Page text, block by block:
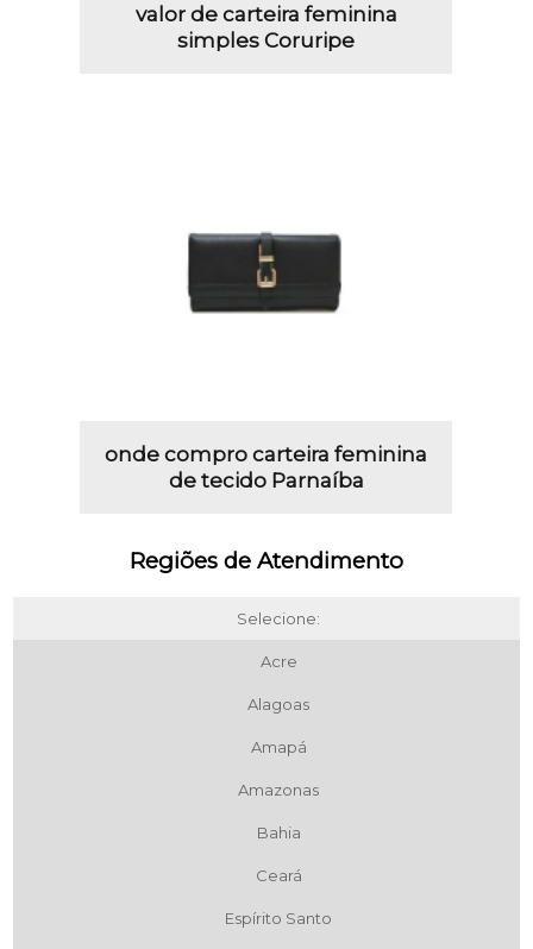
valor de carteira feminina
simples Coruripe
onde compro carteira feminina
de tecido Parnaíba
Regiões de Atendimento
Selecione:
Acre
Alagoas
Amapá
Amazonas
Bahia
Ceará
Espírito Santo